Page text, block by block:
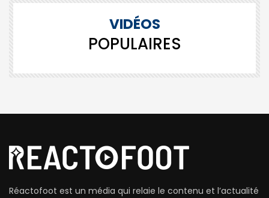
VIDÉOS
POPULAIRES
Réactofoot est un média qui relaie le contenu et l’actualité